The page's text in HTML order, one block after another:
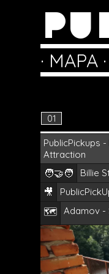
· MAPA ·
01
PublicPickups
Attraction
🧑‍🤝‍🧑 Billie
🎥
🗺️ Adamov -